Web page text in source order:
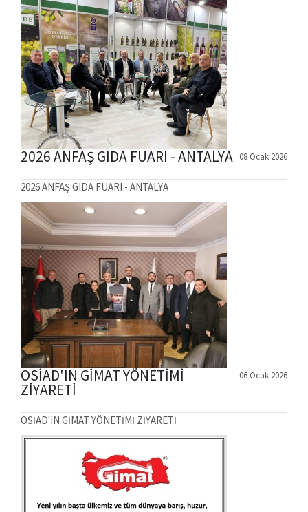
08 Ocak 2026
2026 ANFAŞ GIDA FUARI - ANTALYA
2026 ANFAŞ GIDA FUARI - ANTALYA
06 Ocak 2026
OSİAD'IN GİMAT YÖNETİMİ
ZİYARETİ
OSİAD'IN GİMAT YÖNETİMİ ZİYARETİ